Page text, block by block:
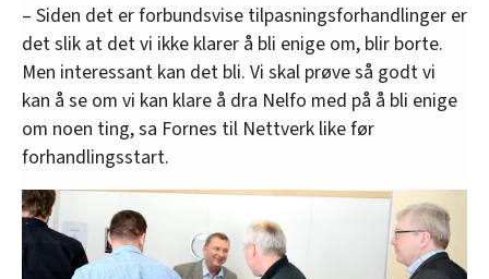
– Siden det er forbundsvise tilpasningsforhandlinger er
det slik at det vi ikke klarer å bli enige om, blir borte.
Men interessant kan det bli. Vi skal prøve så godt vi
kan å se om vi kan klare å dra Nelfo med på å bli enige
om noen ting, sa Fornes til Nettverk like før
forhandlingsstart.